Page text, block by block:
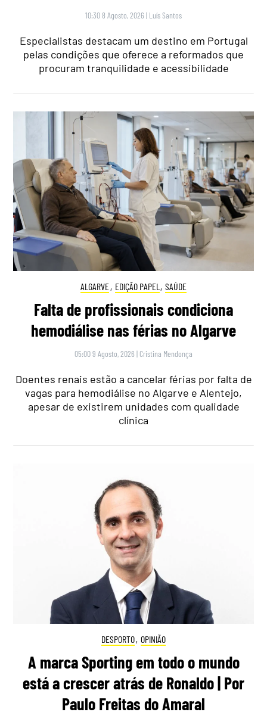
10:30 8 Agosto, 2026 | Luís Santos
Especialistas destacam um destino em Portugal
pelas condições que oferece a reformados que
procuram tranquilidade e acessibilidade
ALGARVE, EDIÇÃO PAPEL , SAÚDE
Falta de profissionais condiciona
hemodiálise nas férias no Algarve
05:00 9 Agosto, 2026 | Cristina Mendonça
Doentes renais estão a cancelar férias por falta de
vagas para hemodiálise no Algarve e Alentejo,
apesar de existirem unidades com qualidade
clínica
DESPORTO, OPINIÃO
A marca Sporting em todo o mundo
está a crescer atrás de Ronaldo | Por
Paulo Freitas do Amaral